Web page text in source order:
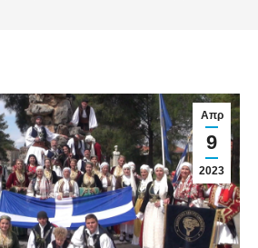
Απρ
9
2023